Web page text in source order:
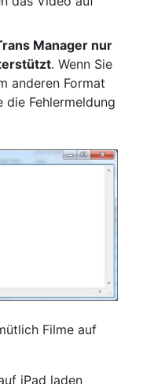
Manager nur
. Wenn Sie
anderen Format
Fehlermeldung
Filme auf
iPad laden